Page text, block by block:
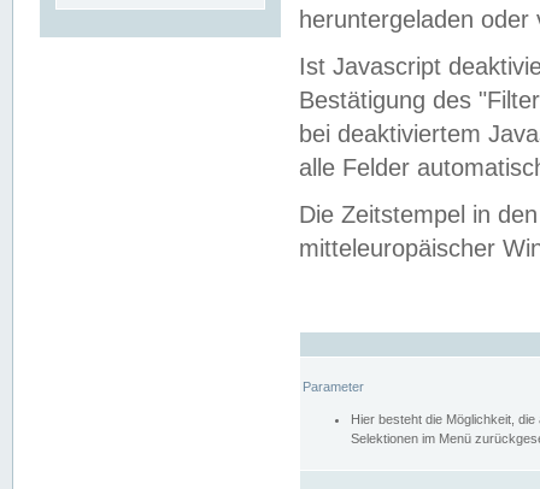
heruntergeladen oder
Ist Javascript
Bestätigung des
bei deaktiviertem
alle Felder
Die Zeitstempel in
mitteleuropäischer
Parameter
Hier besteht die Möglichkeit,
Selektionen im Menü